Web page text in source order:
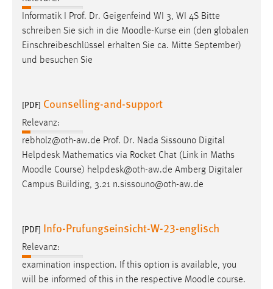
Informatik I Prof. Dr. Geigenfeind WI 3, WI 4S Bitte
schreiben Sie sich in die Moodle-Kurse ein (den globalen
Einschreibeschlüssel erhalten Sie ca. Mitte September)
und besuchen Sie
[PDF] Counselling-and-support
Relevanz:
rebholz@oth-aw.de Prof. Dr. Nada Sissouno Digital
Helpdesk Mathematics via Rocket Chat (Link in Maths
Moodle Course) helpdesk@oth-aw.de Amberg Digitaler
Campus Building, 3.21 n.sissouno@oth-aw.de
[PDF] Info-Prufungseinsicht-W-23-englisch
Relevanz:
examination inspection. If this option is available, you
will be informed of this in the respective Moodle course.